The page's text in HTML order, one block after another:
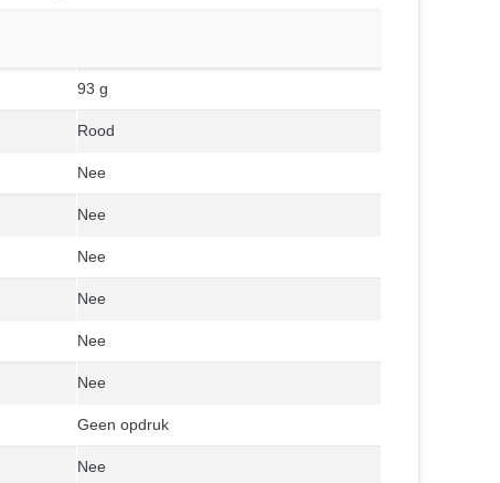
93 g
Rood
Nee
Nee
Nee
Nee
Nee
Nee
Geen opdruk
Nee